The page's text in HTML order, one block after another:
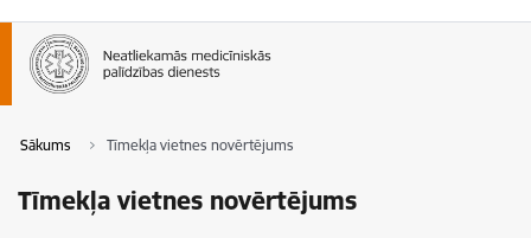
Sākums Tīmekļa vietnes novērtējums
Tīmekļa vietnes novērtējums